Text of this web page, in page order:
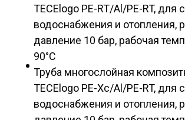
TECElogo PE-RT/Al/PE-RT, для
водоснабжения и отопления,
давление 10 бар, рабочая
90°С
Труба многослойная
TECElogo PE-Xc/Al/PE-RT, для
водоснабжения и отопления,